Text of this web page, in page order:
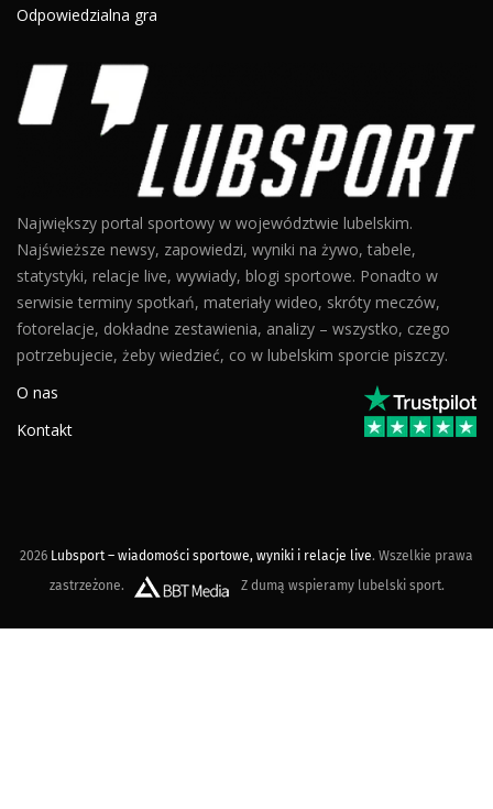
Odpowiedzialna gra
Największy portal sportowy w województwie lubelskim.
Najświeższe newsy, zapowiedzi, wyniki na żywo, tabele,
statystyki, relacje live, wywiady, blogi sportowe. Ponadto w
serwisie terminy spotkań, materiały wideo, skróty meczów,
fotorelacje, dokładne zestawienia, analizy – wszystko, czego
potrzebujecie, żeby wiedzieć, co w lubelskim sporcie piszczy.
O nas
Kontakt
2026 Lubsport – wiadomości sportowe, wyniki i relacje live. Wszelkie prawa
zastrzeżone.
Z dumą wspieramy lubelski sport.